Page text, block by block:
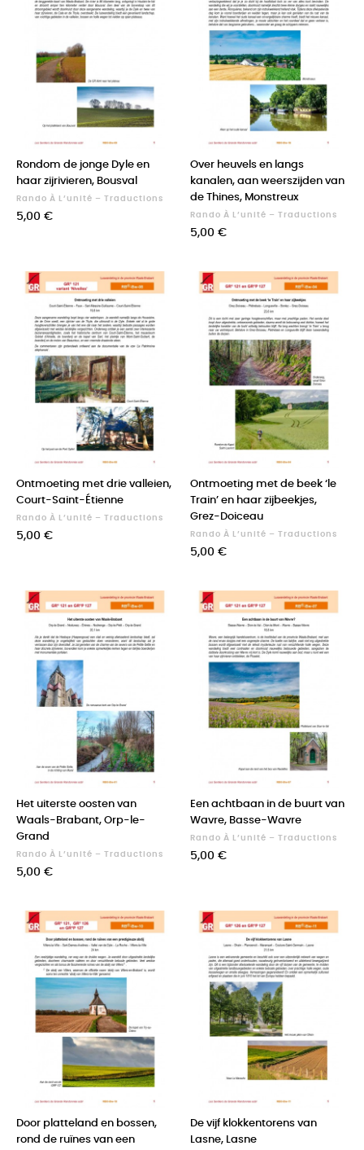
Rondom de jonge Dyle en
haar zijrivieren, Bousval
Rando À L’unité – Traductions
Prix
5,00 €
Over heuvels en langs
kanalen, aan weerszijden van
de Thines, Monstreux
Rando À L’unité – Traductions
Prix
5,00 €
Ontmoeting met drie valleien,
Court-Saint-Étienne
Rando À L’unité – Traductions
Prix
5,00 €
Ontmoeting met de beek ‘le
Train’ en haar zijbeekjes,
Grez-Doiceau
Rando À L’unité – Traductions
Prix
5,00 €
Het uiterste oosten van
Waals-Brabant, Orp-le-
Grand
Rando À L’unité – Traductions
Prix
5,00 €
Een achtbaan in de buurt van
Wavre, Basse-Wavre
Rando À L’unité – Traductions
Prix
5,00 €
Door platteland en bossen,
rond de ruïnes van een
De vijf klokkentorens van
Lasne, Lasne